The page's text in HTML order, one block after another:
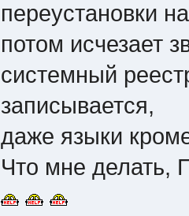
переустановки
потом исчезает
системный
записывается,
даже языки
Что мне